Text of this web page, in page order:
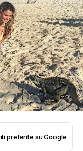
preferite su Google